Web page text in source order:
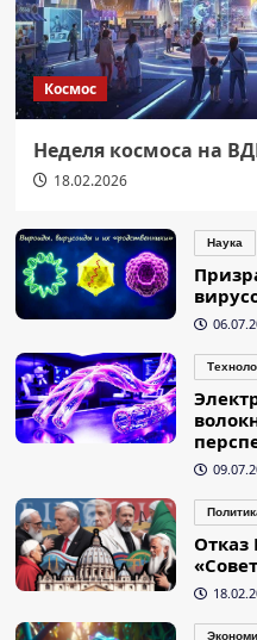
Космос
Неделя космоса на
18.02.2026
Наука
Отказ